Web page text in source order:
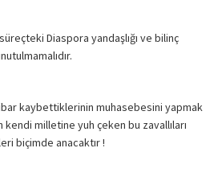
Diaspora yandaşlığı ve bilinç
kaybettiklerinin muhasebesini yapmak
milletine yuh çeken bu zavallıları
biçimde anacaktır !